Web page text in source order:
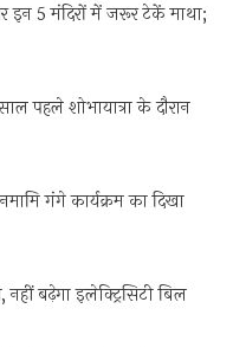
5 मंदिरों में जरूर टेकें माथा;
पहले शोभायात्रा के दौरान
गंगे कार्यक्रम का दिखा
बढ़ेगा इलेक्ट्रिसिटी बिल